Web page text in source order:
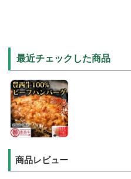
最近チェックした商品
商品レビュー